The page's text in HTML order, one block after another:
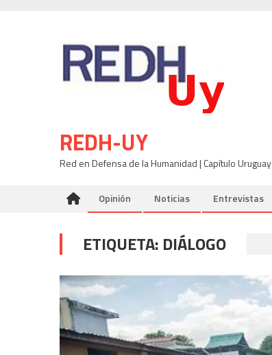
REDH-UY
Red en Defensa de la Humanidad | Capítulo Uruguay
Opinión Noticias Entrevistas
ETIQUETA: DIÁLOGO